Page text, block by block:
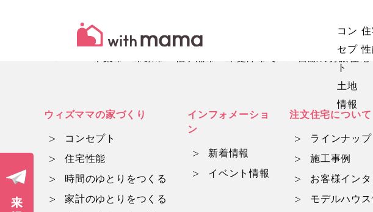
コン
セプ
ト
土地
情報
千葉市・市原市・袖ヶ浦市・木更津市でママ目線の分譲住
ウィズママの家づくり
コンセプト
住宅性能
時間のゆとりをつくる
家計のゆとりをつくる
インフォメーショ
ン
新着情報
イベント情報
注文住宅について
ラインナップ
施工事例
お客様イン
モデルハウ